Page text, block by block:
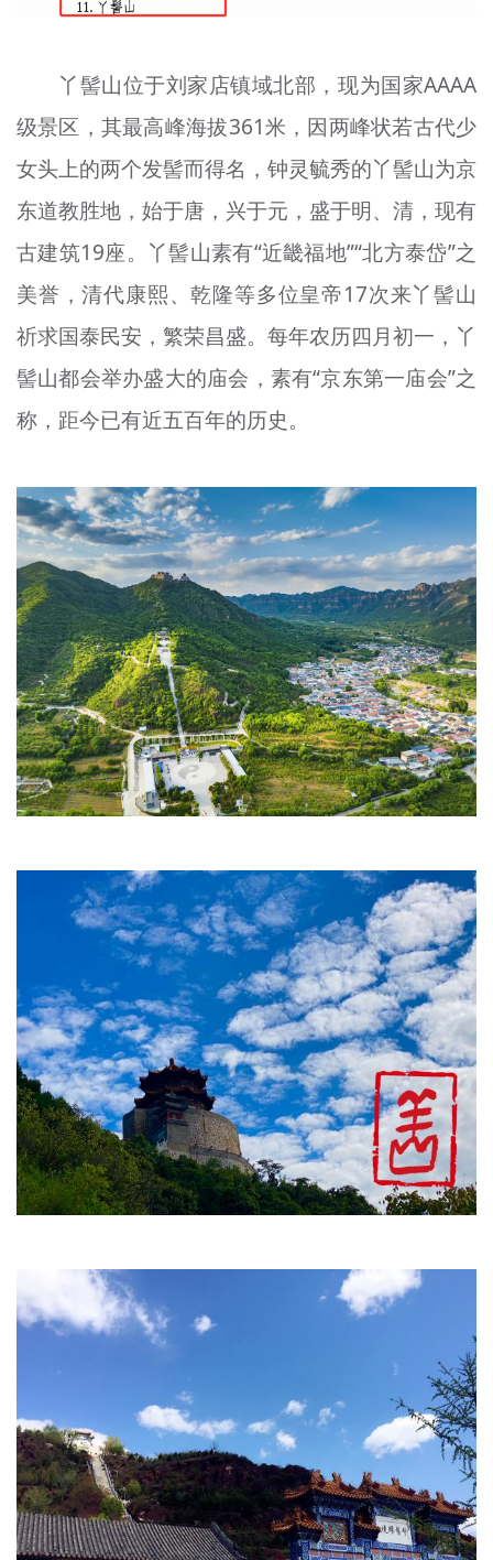
丫髻山位于刘家店镇域北部，现为国家AAAA
级景区，其最高峰海拔361米，因两峰状若古代少
女头上的两个发髻而得名，钟灵毓秀的丫髻山为京
东道教胜地，始于唐，兴于元，盛于明、清，现有
古建筑19座。丫髻山素有“近畿福地”“北方泰岱”之
美誉，清代康熙、乾隆等多位皇帝17次来丫髻山
祈求国泰民安，繁荣昌盛。每年农历四月初一，丫
髻山都会举办盛大的庙会，素有“京东第一庙会”之
称，距今已有近五百年的历史。